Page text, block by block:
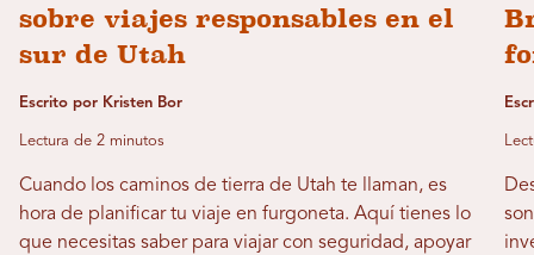
sobre viajes responsables en el
sur de Utah
Escrito por Kristen Bor
Lectura de 2 minutos
Cuando los caminos de tierra de Utah te llaman, es
hora de planificar tu viaje en furgoneta. Aquí tienes lo
que necesitas saber para viajar con seguridad, apoyar